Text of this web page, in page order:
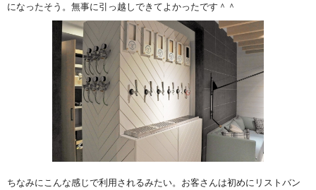
になったそう。無事に引っ越しできてよかったです＾＾
ちなみにこんな感じで利用されるみたい。お客さんは初めにリストバン